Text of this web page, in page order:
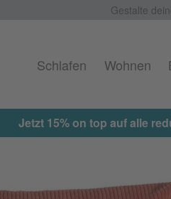
Gestalte
Schlafen Wohnen
Jetzt 15% on top auf alle